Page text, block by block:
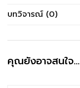
บทวิจารณ์ (0)
คุณยังอาจสนใจ…